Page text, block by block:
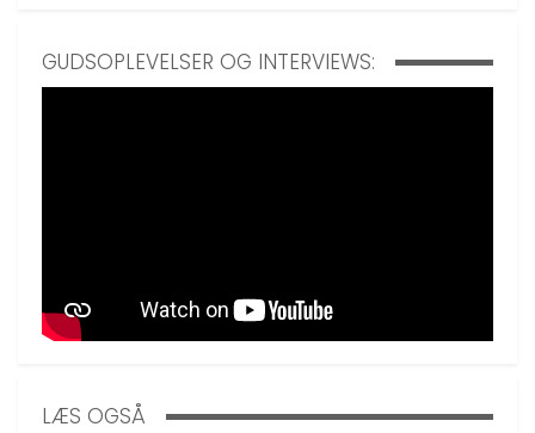
GUDSOPLEVELSER OG INTERVIEWS:
LÆS OGSÅ